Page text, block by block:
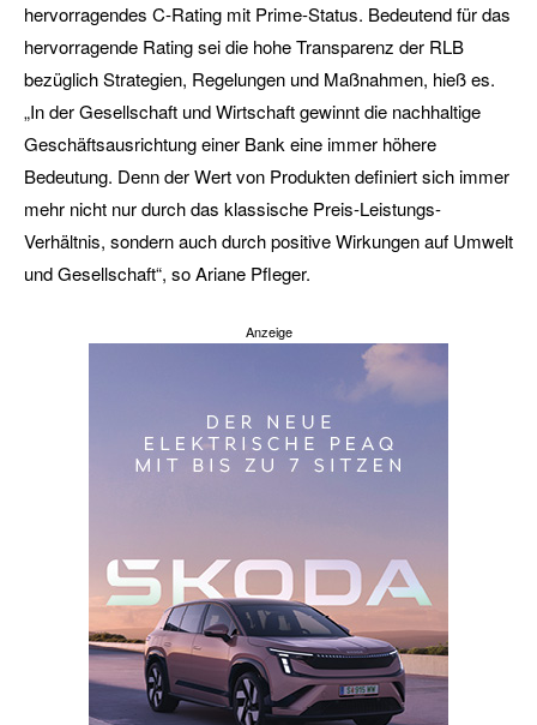
hervorragendes C-Rating mit Prime-Status. Bedeutend für das
hervorragende Rating sei die hohe Transparenz der RLB
bezüglich Strategien, Regelungen und Maßnahmen, hieß es.
„In der Gesellschaft und Wirtschaft gewinnt die nachhaltige
Geschäftsausrichtung einer Bank eine immer höhere
Bedeutung. Denn der Wert von Produkten definiert sich immer
mehr nicht nur durch das klassische Preis-Leistungs-
Verhältnis, sondern auch durch positive Wirkungen auf Umwelt
und Gesellschaft“, so Ariane Pfleger.
Anzeige